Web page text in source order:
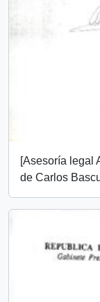
[Asesoría legal
de Carlos